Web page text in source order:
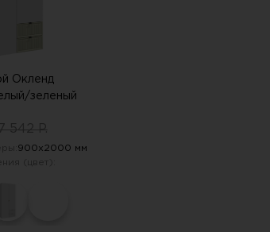
Окленд
зеленый
900х2000 мм